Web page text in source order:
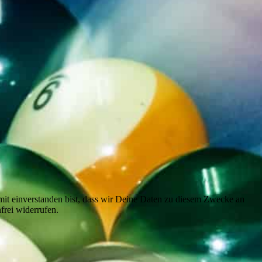
einverstanden bist, dass wir Deine Daten zu diesem Zwecke an
widerrufen.